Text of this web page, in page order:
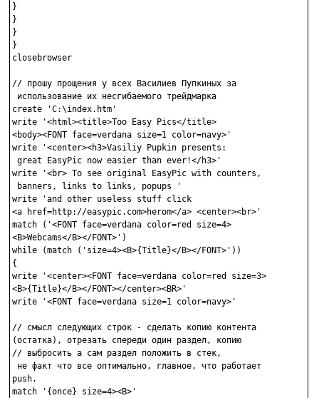
}
}
}
}
closebrowser
// прошу прощения у всех Василиев Пупкиных за
использование их несгибаемого трейдмарка
create 'C:\index.htm'
write '<html><title>Too Easy Pics</title>
<body><FONT face=verdana size=1 color=navy>'
write '<center><h3>Vasiliy Pupkin presents:
great EasyPic now easier than ever!</h3>'
write '<br> To see original EasyPic with counters,
banners, links to links, popups '
write 'and other useless stuff click
<a href=http://easypic.com>herom</a> <center><br>'
match ('<FONT face=verdana color=red size=4>
<B>Webcams</B></FONT>')
while (match ('size=4><B>{Title}</B></FONT>'))
{
write '<center><FONT face=verdana color=red size=3>
<B>{Title}</B></FONT></center><BR>'
write '<FONT face=verdana size=1 color=navy>'
// смысл следующих строк - сделать копию контента
(остатка), отрезать спереди один раздел, копию
// выбросить а сам раздел положить в стек,
не факт что все оптимально, главное, что работает
push.
match '{once} size=4><B>'